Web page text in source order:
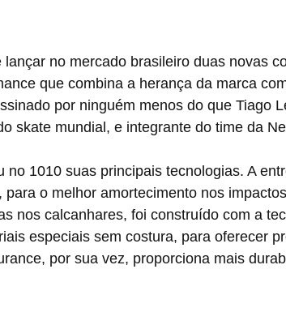
que combina a herança da marca
por ninguém menos do que Tiago
skate mundial, e integrante do time da
o melhor amortecimento nos
nos calcanhares, foi construído com a
especiais sem costura, para oferecer
por sua vez, proporciona mais